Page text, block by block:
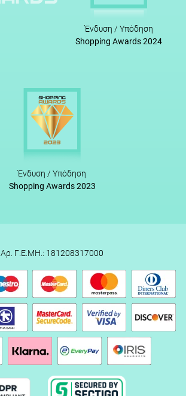
Ένδυση / Υπόδηση
Shopping Awards 2024
Ένδυση / Υπόδηση
Shopping Awards 2023
Αρ. Γ.Ε.ΜΗ.: 181208317000